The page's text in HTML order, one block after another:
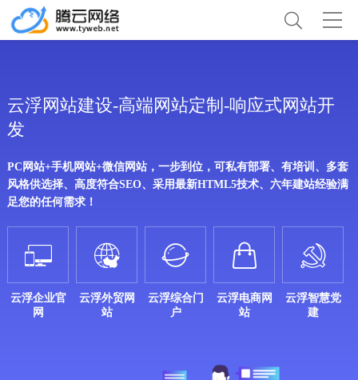
云浮网站建设-高端网站定制-响应式网站开
发
PC网站+手机网站+微信网站，一步到位，可私有部署、有培训、多套
风格供选择、高度符合SEO、采用最新HTML5技术、六年建站经验满
足您的任何需求！

云浮企业官
网

云浮外贸网
站

云浮综合门
户

云浮电商网
站

云浮智慧党
建